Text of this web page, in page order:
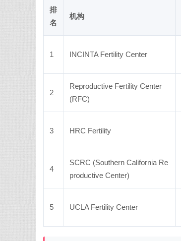
排
名
机构
1 INCINTA Fertility Center
2
Reproductive Fertility Center
(RFC)
3 HRC Fertility
4
SCRC (Southern California Re
productive Center)
5 UCLA Fertility Center